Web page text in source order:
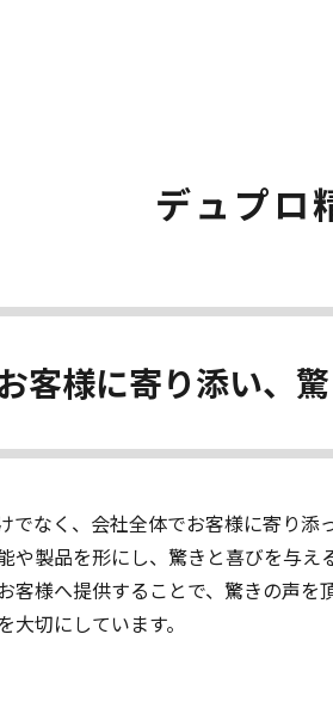
デュプロ
客様に寄り添い、
でなく、会社全体でお客様に寄り添
や製品を形にし、驚きと喜びを与
客様へ提供することで、驚きの声
切にしています。